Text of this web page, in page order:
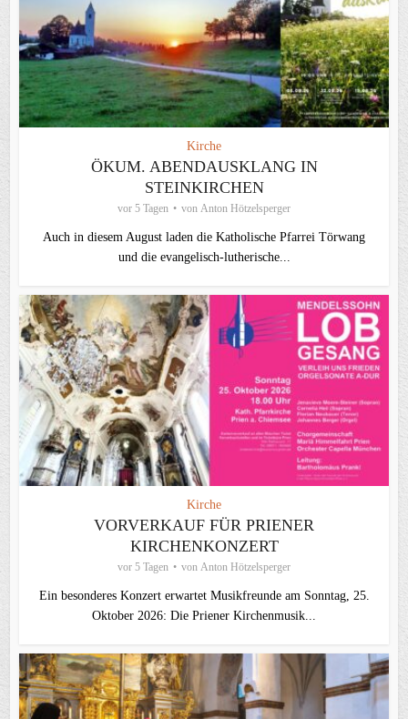
Kirche
ÖKUM. ABENDAUSKLANG IN
STEINKIRCHEN
vor 5 Tagen von Anton Hötzelsperger
Auch in diesem August laden die Katholische Pfarrei Törwang
und die evangelisch‑lutherische...
Kirche
VORVERKAUF FÜR PRIENER
KIRCHENKONZERT
vor 5 Tagen von Anton Hötzelsperger
Ein besonderes Konzert erwartet Musikfreunde am Sonntag, 25.
Oktober 2026: Die Priener Kirchenmusik...